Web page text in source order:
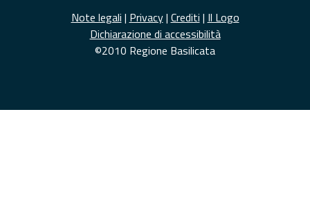
Note legali | Privacy| Crediti | Il Logo
Dichiarazione di accessibilità
©2010 Regione Basilicata